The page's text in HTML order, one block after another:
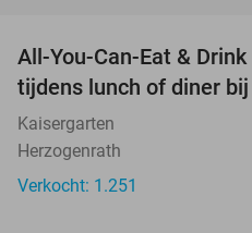
All-You-Can-Eat &
tijdens lunch of diner
Kaisergarten
Herzogenrath
Verkocht: 1.251